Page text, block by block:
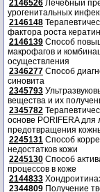
2146526 Лечебный
урогенитальных
2146148
фактора роста
2146139 Способ
макрофагов и
осуществления
2346277 Способ
синовита
2345793
вещества и их
2345782
основе PORIFERA для
предотвращения
2245131 Способ
недостатков кожи
2245130 Способ
процессов в коже
2144833
2344809 Получение